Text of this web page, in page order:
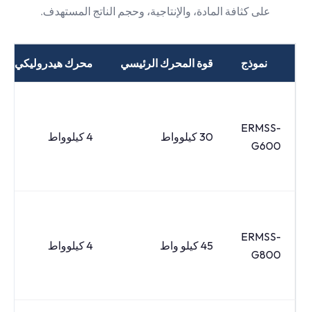
على كثافة المادة، والإنتاجية، وحجم الناتج المستهدف.
نموذج قوة المحرك الرئيسي محرك هيدروليكي
ERMSS-
G600
30 كيلوواط 4 كيلوواط
ERMSS-
G800
45 كيلو واط 4 كيلوواط